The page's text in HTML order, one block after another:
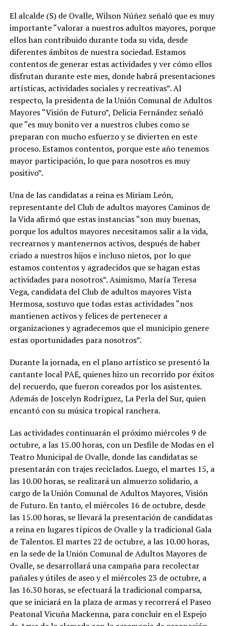
El alcalde (S) de Ovalle, Wilson Núñez señaló que es muy
importante “valorar a nuestros adultos mayores, porque
ellos han contribuido durante toda su vida, desde
diferentes ámbitos de nuestra sociedad. Estamos
contentos de generar estas actividades y ver cómo ellos
disfrutan durante este mes, donde habrá presentaciones
artísticas, actividades sociales y recreativas”. Al
respecto, la presidenta de la Unión Comunal de Adultos
Mayores “Visión de Futuro”, Delicia Fernández señaló
que “es muy bonito ver a nuestros clubes como se
preparan con mucho esfuerzo y se divierten en este
proceso. Estamos contentos, porque este año tenemos
mayor participación, lo que para nosotros es muy
positivo”.
Una de las candidatas a reina es Miriam León,
representante del Club de adultos mayores Caminos de
la Vida afirmó que estas instancias “son muy buenas,
porque los adultos mayores necesitamos salir a la vida,
recrearnos y mantenernos activos, después de haber
criado a nuestros hijos e incluso nietos, por lo que
estamos contentos y agradecidos que se hagan estas
actividades para nosotros”. Asimismo, María Teresa
Vega, candidata del Club de adultos mayores Vista
Hermosa, sostuvo que todas estas actividades “nos
mantienen activos y felices de pertenecer a
organizaciones y agradecemos que el municipio genere
estas oportunidades para nosotros”.
Durante la jornada, en el plano artístico se presentó la
cantante local PAE, quienes hizo un recorrido por éxitos
del recuerdo, que fueron coreados por los asistentes.
Además de Joscelyn Rodríguez, La Perla del Sur, quien
encantó con su música tropical ranchera.
Las actividades continuarán el próximo miércoles 9 de
octubre, a las 15.00 horas, con un Desfile de Modas en el
Teatro Municipal de Ovalle, donde las candidatas se
presentarán con trajes reciclados. Luego, el martes 15, a
las 10.00 horas, se realizará un almuerzo solidario, a
cargo de la Unión Comunal de Adultos Mayores, Visión
de Futuro. En tanto, el miércoles 16 de octubre, desde
las 15.00 horas, se llevará la presentación de candidatas
a reina en lugares típicos de Ovalle y la tradicional Gala
de Talentos. El martes 22 de octubre, a las 10.00 horas,
en la sede de la Unión Comunal de Adultos Mayores de
Ovalle, se desarrollará una campaña para recolectar
pañales y útiles de aseo y el miércoles 23 de octubre, a
las 16.30 horas, se efectuará la tradicional comparsa,
que se iniciará en la plaza de armas y recorrerá el Paseo
Peatonal Vicuña Mackenna, para concluir en el Espejo